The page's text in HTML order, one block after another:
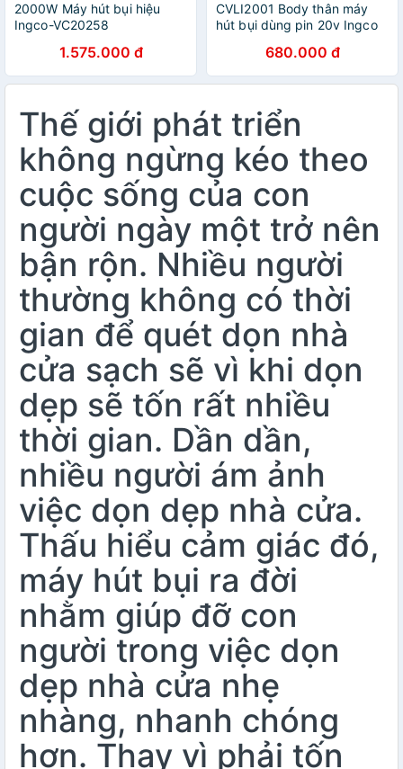
2000W Máy hút bụi hiệu
Ingco-VC20258
1.575.000 đ
CVLI2001 Body thân máy
hút bụi dùng pin 20v Ingco
680.000 đ
Thế giới phát triển
không ngừng kéo theo
cuộc sống của con
người ngày một trở nên
bận rộn. Nhiều người
thường không có thời
gian để quét dọn nhà
cửa sạch sẽ vì khi dọn
dẹp sẽ tốn rất nhiều
thời gian. Dần dần,
nhiều người ám ảnh
việc dọn dẹp nhà cửa.
Thấu hiểu cảm giác đó,
máy hút bụi ra đời
nhằm giúp đỡ con
người trong việc dọn
dẹp nhà cửa nhẹ
nhàng, nhanh chóng
hơn. Thay vì phải tốn